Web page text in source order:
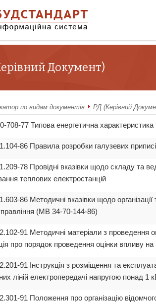
Документ)
по видам документів РД (Керівний
708-77 Типова енергетична
86 Правила розробки галузевих
78 Провідні вказівки щодо складу та
теплових електростанцій
86 Методичні вказівки щодо
(МВ 34-70-144-86)
91 Методичні матеріали з
про порядок проведення оцінки
91 Інструкція з розміщення та
ліній електропередачі напругою понад 1
91 Положення про організацію